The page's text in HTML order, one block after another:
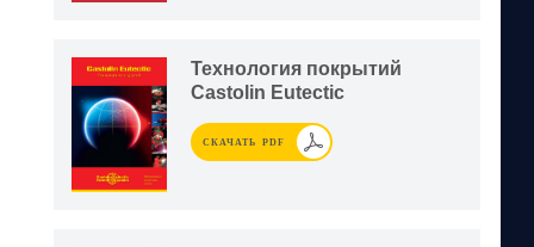
Технология покрытий
Castolin Eutectic
СКАЧАТЬ PDF